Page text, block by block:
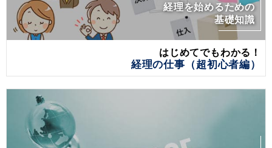
経理を始めるための
基礎知識
はじめてでもわかる！
経理の仕事（超初心者編）